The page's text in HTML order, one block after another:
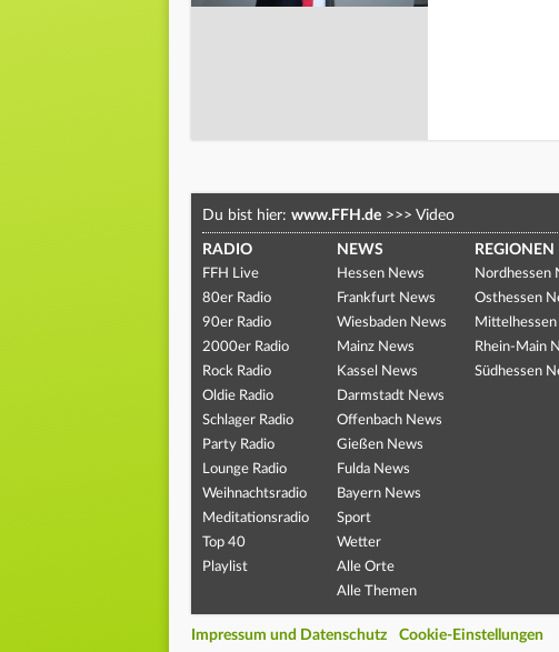
Du bist hier: www.FFH.de >>> Video
RADIO
FFH Live
80er Radio
90er Radio
2000er Radio
Rock Radio
Oldie Radio
Schlager Radio
Party Radio
Lounge Radio
Weihnachtsradio
Meditationsradio
Top 40
Playlist
NEWS
Hessen News
Frankfurt News
Wiesbaden News
Mainz News
Kassel News
Darmstadt News
Offenbach News
Gießen News
Fulda News
Bayern News
Sport
Wetter
Alle Orte
Alle Themen
REGIONEN
Nordhessen
Osthessen
Rhein-Main
Südhessen
Impressum und Datenschutz Cookie-Einstellungen